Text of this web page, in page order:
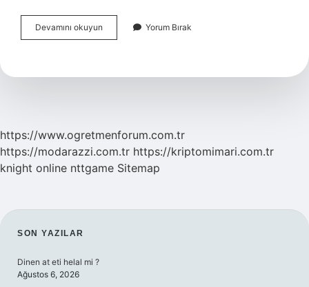
Devamını okuyun Sardalyanın
Büyüğü
Yorum Bırak
https://www.ogretmenforum.com.tr
https://modarazzi.com.tr https://kriptomimari.com.tr
knight online nttgame Sitemap
SIDEBAR
SON YAZILAR
Dinen at eti helal mi ?
Ağustos 6, 2026